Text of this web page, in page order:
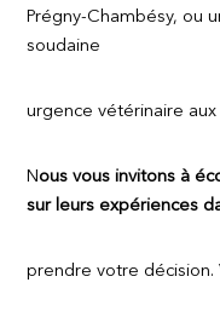
Prégny-Chambésy, ou
soudaine
urgence vétérinaire
Nous vous invitons à
sur leurs expériences
prendre votre